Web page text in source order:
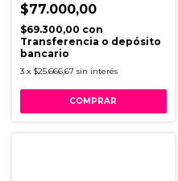
$77.000,00
$69.300,00 con
Transferencia o depósito
bancario
3 x $25.666,67 sin interés